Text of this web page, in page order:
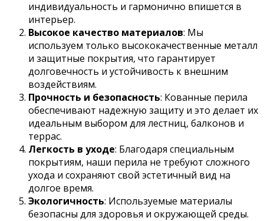
индивидуальность и гармонично впишется в
интерьер.
Высокое качество материалов: Мы
используем только высококачественные металл
и защитные покрытия, что гарантирует
долговечность и устойчивость к внешним
воздействиям.
Прочность и безопасность: Кованные перила
обеспечивают надежную защиту и это делает их
идеальным выбором для лестниц, балконов и
террас.
Легкость в уходе: Благодаря специальным
покрытиям, наши перила не требуют сложного
ухода и сохраняют свой эстетичный вид на
долгое время.
Экологичность: Используемые материалы
безопасны для здоровья и окружающей среды.